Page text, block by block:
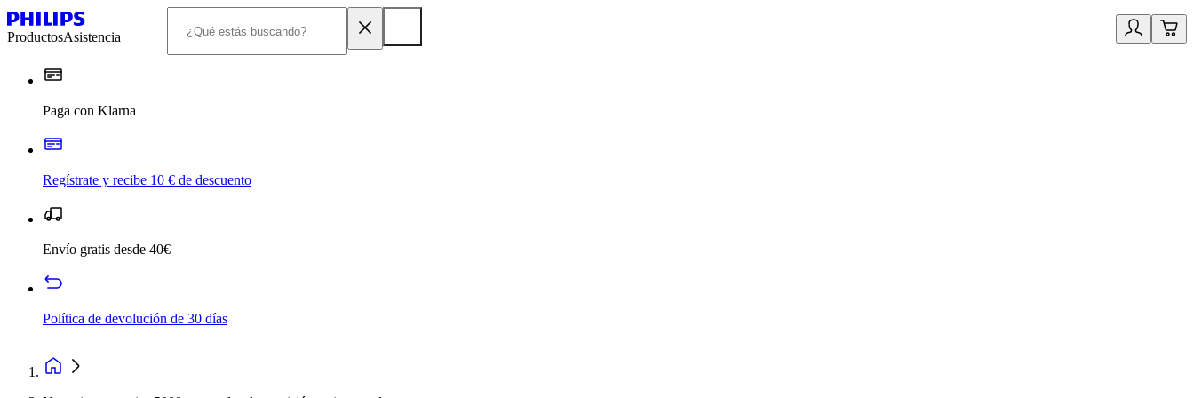
ProductosAsistencia
Paga con Klarna
Regístrate y recibe 10 € de descuento
Envío gratis desde 40€
Política de devolución de 30 días